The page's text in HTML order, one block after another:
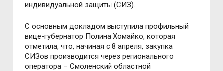
индивидуальной защиты (СИЗ).
С основным докладом выступила профильный
вице-губернатор Полина Хомайко, которая
отметила, что, начиная с 8 апреля, закупка
СИЗов производится через регионального
оператора – Смоленский областной